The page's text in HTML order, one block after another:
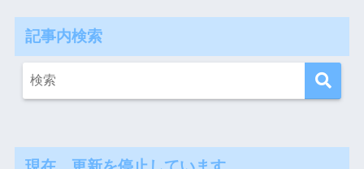
記事内検索